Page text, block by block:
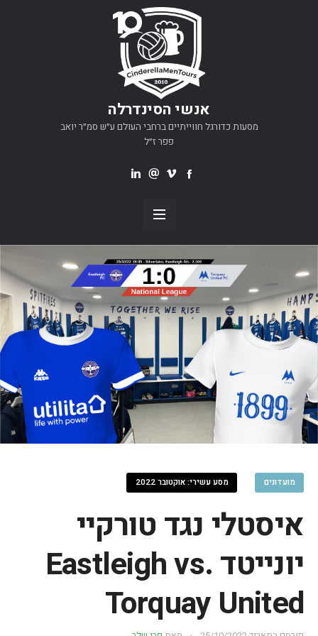
אנשי הסינדרלה
מסעות כדורגל חווייתיים ברחבי העולם ע״ש סמ״ר יואב
פפר ז״ל
מועדונים מסע עשירי: אוקטובר 2022
איסטלי נגד טורקיי
יונייטד Eastleigh vs.
Torquay United